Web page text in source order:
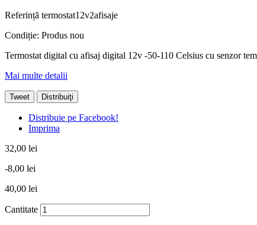
Referință termostat12v2afisaje
Condiție: Produs nou
Termostat digital cu afisaj digital 12v -50-110 Celsius cu senzor
Mai multe detalii
Tweet Distribuiţi
Distribuie pe Facebook!
Imprima
32,00 lei
-8,00 lei
40,00 lei
Cantitate